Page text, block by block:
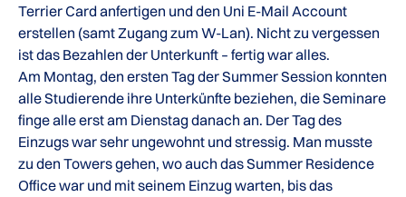
Terrier Card anfertigen und den Uni E-Mail Account
erstellen (samt Zugang zum W-Lan). Nicht zu vergessen
ist das Bezahlen der Unterkunft – fertig war alles.
Am Montag, den ersten Tag der Summer Session konnten
alle Studierende ihre Unterkünfte beziehen, die Seminare
finge alle erst am Dienstag danach an. Der Tag des
Einzugs war sehr ungewohnt und stressig. Man musste
zu den Towers gehen, wo auch das Summer Residence
Office war und mit seinem Einzug warten, bis das